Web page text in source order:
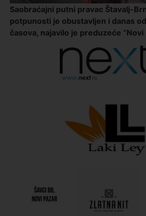
Saobraćajni putni pravac Štavalj-
potpunosti je obustavljen i danas
časova, najavilo je preduzeće “Novi